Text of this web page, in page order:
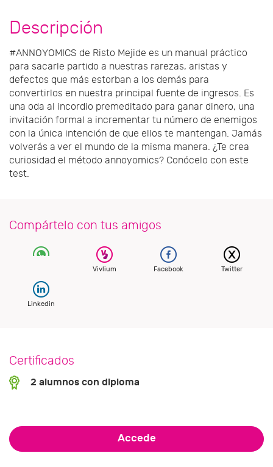
Descripción
#ANNOYOMICS de Risto Mejide es un manual práctico
para sacarle partido a nuestras rarezas, aristas y
defectos que más estorban a los demás para
convertirlos en nuestra principal fuente de ingresos. Es
una oda al incordio premeditado para ganar dinero, una
invitación formal a incrementar tu número de enemigos
con la única intención de que ellos te mantengan. Jamás
volverás a ver el mundo de la misma manera. ¿Te crea
curiosidad el método annoyomics? Conócelo con este
test.
Compártelo con tus amigos
Vivlium Facebook Twitter
Linkedin
Certificados
2 alumnos con diploma
Accede